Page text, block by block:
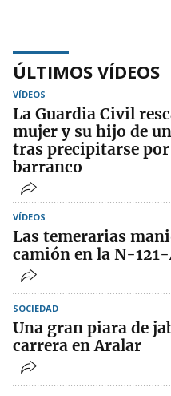
ÚLTIMOS VÍDEOS
VÍDEOS
La Guardia Civil
mujer y su hijo de
tras precipitarse
barranco
VÍDEOS
Las temerarias
camión en la N-
SOCIEDAD
Una gran piara de
carrera en Aralar